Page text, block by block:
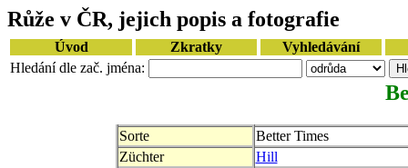
Růže v ČR, jejich popis a fotografie
Úvod Zkratky
Vyhledávání
Hledání dle zač. jména:
Sorte
Better Times
Züchter
Hill